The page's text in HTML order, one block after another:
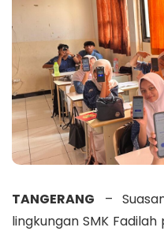
TANGERANG –
lingkungan SMK